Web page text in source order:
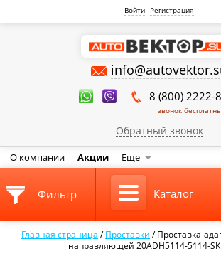
Войти Регистрация
8 (800) 2222-
звонок
Обратный звонок
О компании Акции Еще
Главная страница /Проставки /Проставка-
направляющей 20ADH5114-5114-
Фильтр Каталог